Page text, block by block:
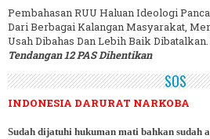
Pembahasan RUU Haluan Ideologi
Dari Berbagai Kalangan Masyarakat,
Usah Dibahas Dan Lebih Baik
Tendangan 12 PAS Dihentikan
SOS
INDONESIA DARURAT NARKOBA
Sudah dijatuhi hukuman mati bahkan sudah